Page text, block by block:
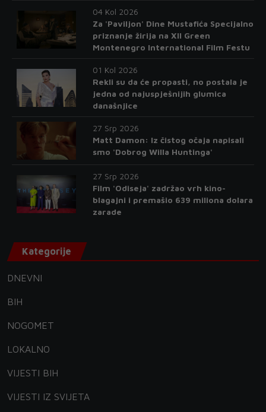
04 Kol 2026
Za 'Paviljon' Dine Mustafića Specijalno
priznanje žirija na XII Green
Montenegro International Film Festu
01 Kol 2026
Rekli su da će propasti, no postala je
jedna od najuspješnijih glumica
današnjice
27 Srp 2026
Matt Damon: Iz čistog očaja napisali
smo 'Dobrog Willa Huntinga'
27 Srp 2026
Film 'Odiseja' zadržao vrh kino-
blagajni i premašio 639 miliona dolara
zarade
Kategorije
DNEVNI
BIH
NOGOMET
LOKALNO
VIJESTI BIH
VIJESTI IZ SVIJETA